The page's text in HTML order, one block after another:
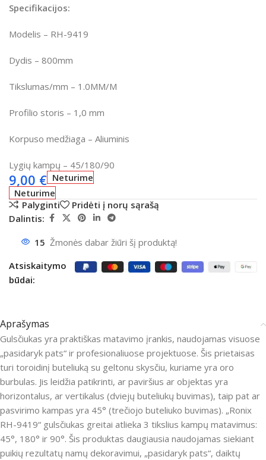
Specifikacijos:
Modelis – RH-9419
Dydis – 800mm
Tikslumas/mm – 1.0MM/M
Profilio storis – 1,0 mm
Korpuso medžiaga – Aliuminis
Lygių kampų – 45/180/90
9,00 € Neturime
Neturime
Palyginti
Pridėti į norų sąrašą
Dalintis:
15 Žmonės dabar žiūri šį produktą!
Atsiskaitymo
būdai:
Aprašymas
Gulsčiukas yra praktiškas matavimo įrankis, naudojamas visuose
„pasidaryk pats“ ir profesionaliuose projektuose. Šis prietaisas
turi toroidinį buteliuką su geltonu skysčiu, kuriame yra oro
burbulas. Jis leidžia patikrinti, ar paviršius ar objektas yra
horizontalus, ar vertikalus (dviejų buteliukų buvimas), taip pat ar
pasvirimo kampas yra 45° (trečiojo buteliuko buvimas). „Ronix
RH-9419“ gulsčiukas greitai atlieka 3 tikslius kampų matavimus:
45°, 180° ir 90°. Šis produktas daugiausia naudojamas siekiant
puikių rezultatų namų dekoravimui, „pasidaryk pats“, daiktų